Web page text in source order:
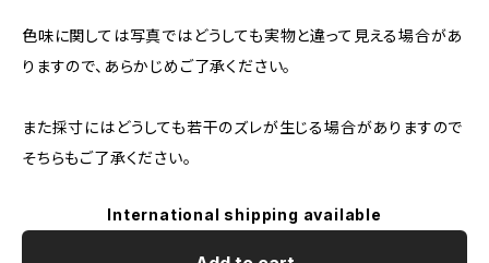
色味に関しては写真ではどうしても実物と違って見える場合があ
りますので、あらかじめご了承ください。
また採寸にはどうしても若干のズレが生じる場合がありますので
そちらもご了承ください。
International shipping available